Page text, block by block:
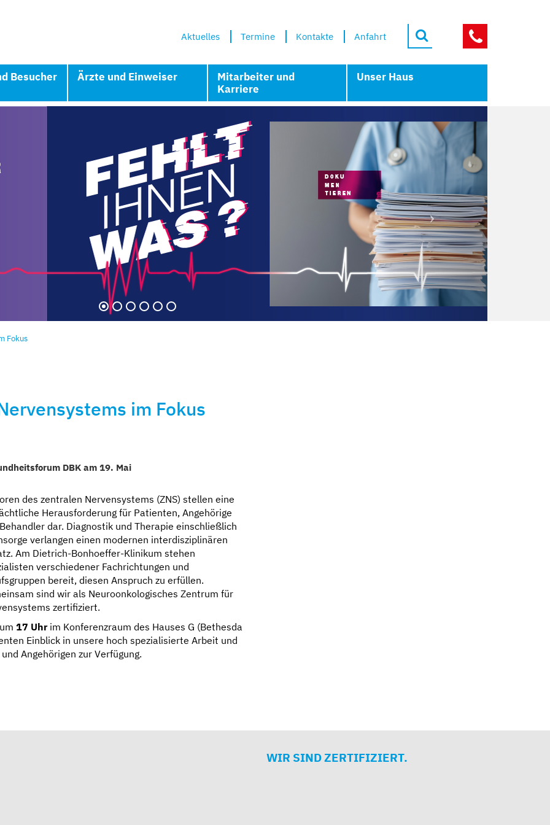
Aktuelles Termine Kontakte Anfahrt
Besucher Ärzte und Einweiser
Mitarbeiter und
Karriere
Unser Haus
Fokus
im Fokus
DBK am 19. Mai
des zentralen Nervensystems (ZNS) stellen eine
Herausforderung für Patienten, Angehörige
dar. Diagnostik und Therapie einschließlich
verlangen einen modernen interdisziplinären
Am Dietrich-Bonhoeffer-Klinikum stehen
verschiedener Fachrichtungen und
bereit, diesen Anspruch zu erfüllen.
sind wir als Neuroonkologisches Zentrum für
zertifiziert.
um 17 Uhrim Konferenzraum des Hauses G (Bethesda
Einblick in unsere hoch spezialisierte Arbeit und
Angehörigen zur Verfügung.
WIR SIND ZERTIFIZIERT.